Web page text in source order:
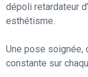
dépoli retardateur
esthétisme.
Une pose soignée,
constante sur